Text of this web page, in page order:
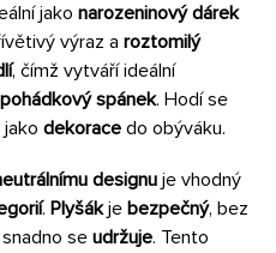
jako narozeninový dárek
výraz a roztomilý
, čímž vytváří ideální
pohádkový spánek. Hodí se
jako dekorace do obýváku.
designu je vhodný
. Plyšákje bezpečný, bez
se udržuje. Tento